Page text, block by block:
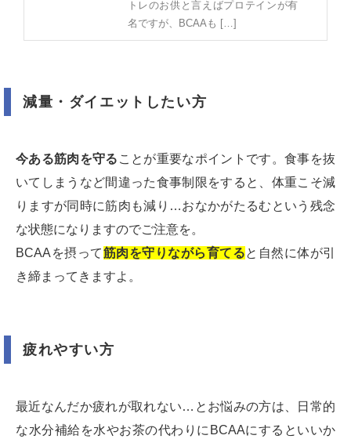
トレのお供と言えばプロテインが有
名ですが、BCAAも […]
減量・ダイエットしたい方
今ある筋肉を守る ことが重要なポイントです。食事を抜
いてしまうなど間違った食事制限をすると、体重こそ減
りますが同時に筋肉も減り…おなかがたるむという残念
な状態になりますのでご注意を。
BCAAを摂って筋肉を守りながら育てると自然に体が引
き締まってきますよ。
疲れやすい方
最近なんだか疲れが取れない…とお悩みの方は、日常的
な水分補給を水やお茶の代わりにBCAAにするといいか